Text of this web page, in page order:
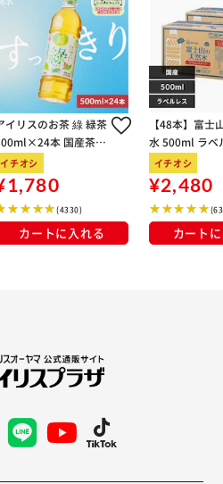
イリスのお茶 綠 緑茶
本 国産茶葉
100％使用
イチオシ
(4330)
カートに入れる
【48本】富士
水 500ml ラベ
イチオシ
¥2,480
カート